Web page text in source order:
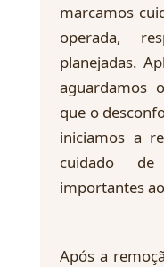
marcamos
operada,
planejadas.
aguardamos
que o
iniciamos a
cuidado de
importantes
Após a